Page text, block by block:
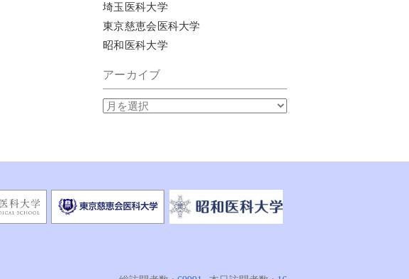
埼玉医科大学
東京慈恵会医科大学
昭和医科大学
アーカイブ